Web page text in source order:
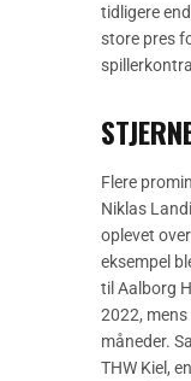
tidligere
store pres
Flere
Niklas
oplevet
eksempel
til Aalborg
2022,
måneder.
THW Kiel,